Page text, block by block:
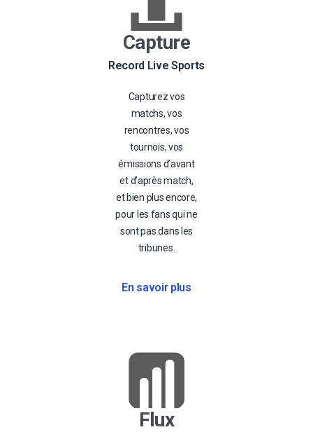
Capture
Record Live Sports
Capturez vos
matchs, vos
rencontres, vos
tournois, vos
émissions d’avant
et d’après match,
et bien plus encore,
pour les fans qui ne
sont pas dans les
tribunes.
En savoir plus
Flux